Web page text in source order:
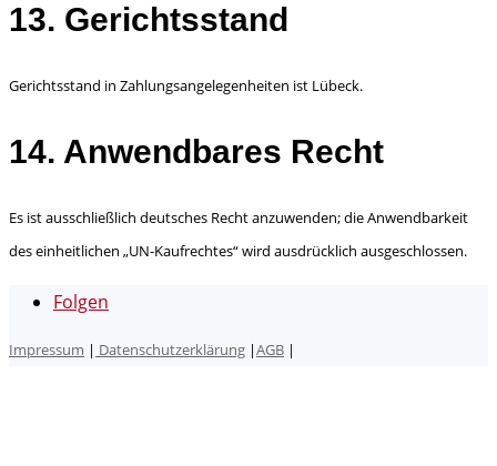
13. Gerichtsstand
Gerichtsstand in Zahlungsangelegenheiten ist Lübeck.
14. Anwendbares Recht
Es ist ausschließlich deutsches Recht anzuwenden; die Anwendbarkeit
des einheitlichen „UN-Kaufrechtes“ wird ausdrücklich ausgeschlossen.
Folgen
Impressum | Datenschutzerklärung |AGB |